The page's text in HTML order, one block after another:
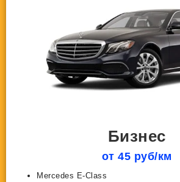
Бизнес
от 45 руб/км
Mercedes E-Class